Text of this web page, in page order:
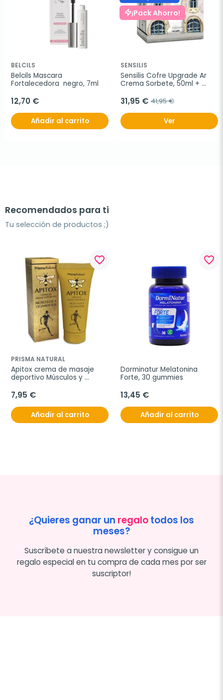
BELCILS
Belcils Mascara
Fortalecedora  negro, 7ml
12,70 €
Añadir al carrito
¡Pack Ahorro!
SENSILIS
Sensilis Cofre Upgrade Ar
Crema Sorbete, 50ml +
31,95 € 41,95 €
Ver
Recomendados para ti
Tu selección de productos ;)
favorite_border
PRISMA NATURAL
Apitox crema de masaje
deportivo Músculos y
7,95 €
Añadir al carrito
favorite_border
Dorminatur Melatonina
Forte, 30 gummies
13,45 €
Añadir al carrito
¿Quieres ganar un regalotodos los
meses?
Suscríbete a nuestra newsletter y consigue un
regalo especial en tu compra de cada mes por ser
suscriptor!